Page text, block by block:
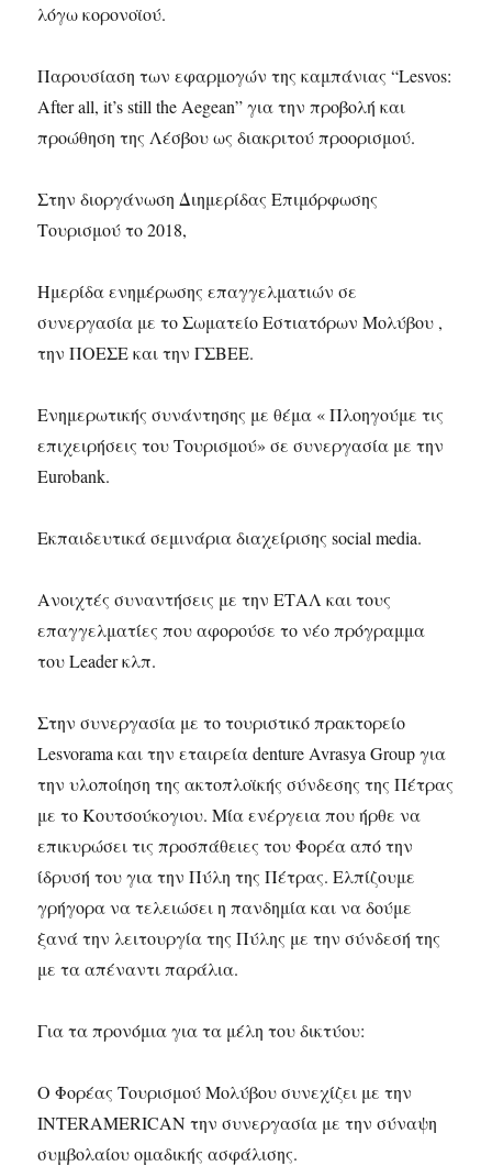
λόγω κορονοϊού.
Παρουσίαση των εφαρμογών της καμπάνιας “Lesvos:
After all, it’s still the Aegean” για την προβολή και
προώθηση της Λέσβου ως διακριτού προορισμού.
Στην διοργάνωση Διημερίδας Επιμόρφωσης
Τουρισμού το 2018,
Ημερίδα ενημέρωσης επαγγελματιών σε
συνεργασία με το Σωματείο Εστιατόρων Μολύβου ,
την ΠΟΕΣΕ και την ΓΣΒΕΕ.
Ενημερωτικής συνάντησης με θέμα « Πλοηγούμε τις
επιχειρήσεις του Τουρισμού» σε συνεργασία με την
Eurobank.
Εκπαιδευτικά σεμινάρια διαχείρισης social media.
Ανοιχτές συναντήσεις με την ΕΤΑΛ και τους
επαγγελματίες που αφορούσε το νέο πρόγραμμα
του Leader κλπ.
Στην συνεργασία με το τουριστικό πρακτορείο
Lesvorama και την εταιρεία denture Avrasya Group για
την υλοποίηση της ακτοπλοϊκής σύνδεσης της Πέτρας
με το Κουτσούκογιου. Μία ενέργεια που ήρθε να
επικυρώσει τις προσπάθειες του Φορέα από την
ίδρυσή του για την Πύλη της Πέτρας. Ελπίζουμε
γρήγορα να τελειώσει η πανδημία και να δούμε
ξανά την λειτουργία της Πύλης με την σύνδεσή της
με τα απέναντι παράλια.
Για τα προνόμια για τα μέλη του δικτύου:
Ο Φορέας Τουρισμού Μολύβου συνεχίζει με την
INTERAMERΙCΑΝ την συνεργασία με την σύναψη
συμβολαίου ομαδικής ασφάλισης.